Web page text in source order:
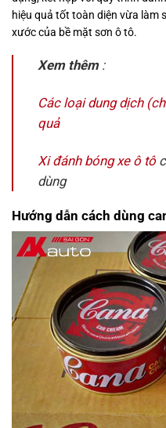
hiệu quả tốt toàn diện vừa làm
xước của bề mặt sơn ô tô.
Xem thêm:
Các loại dung dịch
quả
Xi đánh bóng xe ô tô
dùng
Hướng dẫn cách dùng